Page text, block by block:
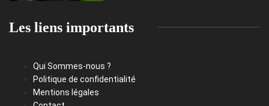
Les liens importants
Qui Sommes-nous ?
Politique de confidentialité
Mentions légales